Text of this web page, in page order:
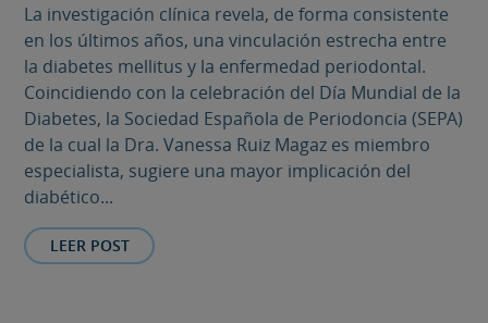
La investigación clínica revela, de forma consistente
en los últimos años, una vinculación estrecha entre
la diabetes mellitus y la enfermedad periodontal.
Coincidiendo con la celebración del Día Mundial de la
Diabetes, la Sociedad Española de Periodoncia (SEPA)
de la cual la Dra. Vanessa Ruiz Magaz es miembro
especialista, sugiere una mayor implicación del
diabético...
LEER POST